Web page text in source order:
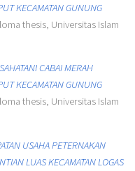
KECAMATAN GUNUNG
thesis, Universitas Islam
CABAI MERAH
KECAMATAN GUNUNG
thesis, Universitas Islam
USAHA PETERNAKAN
LUAS KECAMATAN LOGAS